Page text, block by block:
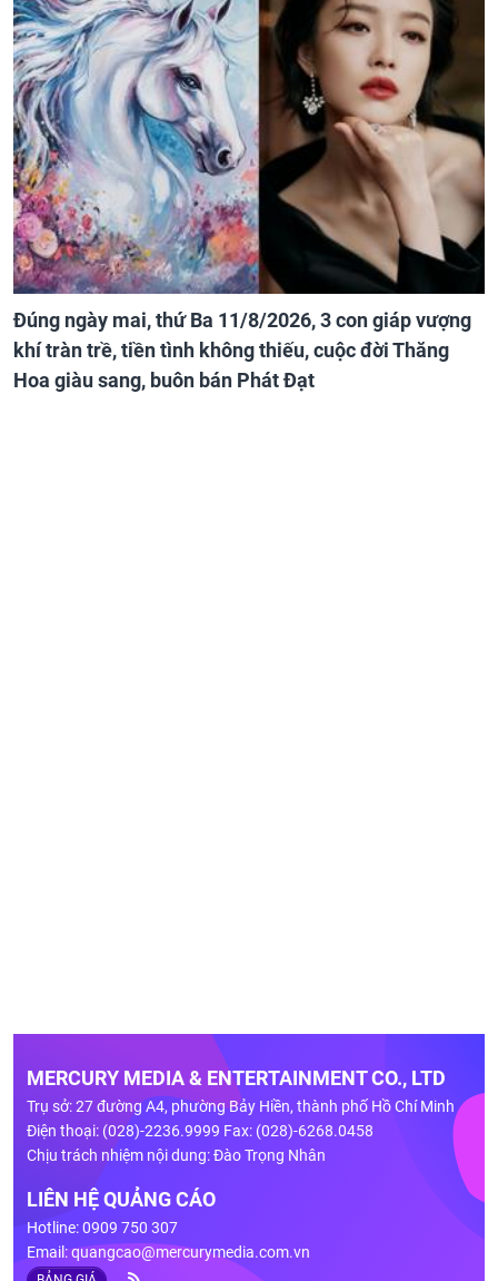
Đúng ngày mai, thứ Ba 11/8/2026, 3 con giáp vượng
khí tràn trề, tiền tình không thiếu, cuộc đời Thăng
Hoa giàu sang, buôn bán Phát Đạt
MERCURY MEDIA & ENTERTAINMENT CO., LTD
Trụ sở: 27 đường A4, phường Bảy Hiền, thành phố Hồ Chí Minh
Điện thoại: (028)-2236.9999 Fax: (028)-6268.0458
Chịu trách nhiệm nội dung: Đào Trọng Nhân
LIÊN HỆ QUẢNG CÁO
Hotline: 0909 750 307
Email:quangcao@mercurymedia.com.vn